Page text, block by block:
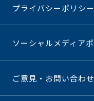
プライバシーポリシー
ソーシャルメディア
ご意見・お問い合わせ